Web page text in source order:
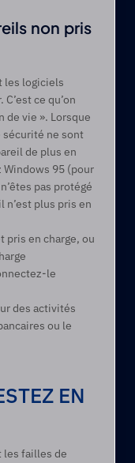
non pris
les logiciels
ce qu’on
de vie ». Lorsque
ne sont
de plus en
95 (pour
pas protégé
n’est plus pris en
pris en charge, ou
le
des activités
ou le
EN
les failles de